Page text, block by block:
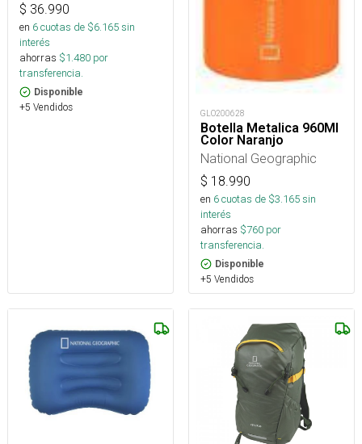
$ 36.990
en 6cuotas de $6.165sin
interés
ahorras $1.480 por
transferencia.
Disponible
+5 Vendidos
GLO200628
Botella Metalica 960Ml
Color Naranjo
National Geographic
$ 18.990
en 6cuotas de $3.165sin
interés
ahorras $760 por
transferencia.
Disponible
+5 Vendidos